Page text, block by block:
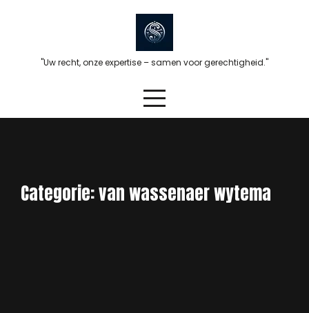
"Uw recht, onze expertise – samen voor gerechtigheid."
Categorie:van wassenaer wytema